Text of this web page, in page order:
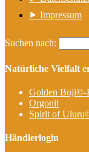
⯈ Impressum
Suchen nach:
Natürliche Vielfalt
Golden Boji©-
Orgonit
Spirit of
Händlerlogin